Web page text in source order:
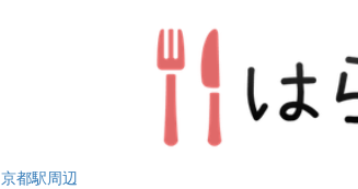
京都駅周辺